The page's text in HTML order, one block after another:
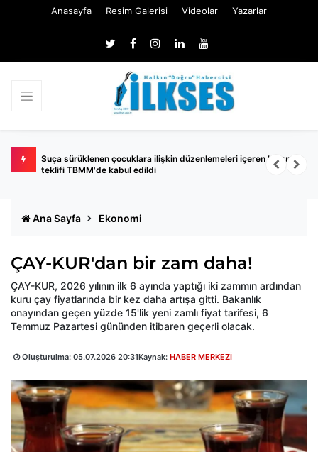
Anasayfa Resim Galerisi Videolar Yazarlar
kanun
İYİ Parti Balıkesir Milletvekili Turhan Çömez hakkında
soruşturma başlatıldı
Ana Sayfa Ekonomi
ÇAY-KUR'dan bir zam daha!
ÇAY-KUR, 2026 yılının ilk 6 ayında yaptığı iki zammın ardından
kuru çay fiyatlarında bir kez daha artışa gitti. Bakanlık
onayından geçen yüzde 15'lik yeni zamlı fiyat tarifesi, 6
Temmuz Pazartesi gününden itibaren geçerli olacak.
Oluşturulma: 05.07.2026 20:31Kaynak: HABER MERKEZİ